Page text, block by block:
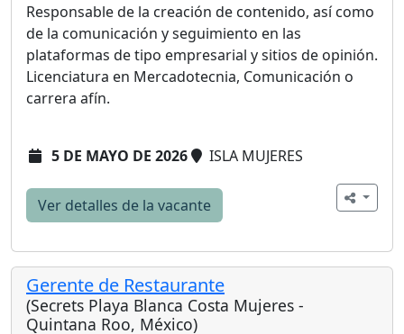
Responsable de la creación de contenido, así como
de la comunicación y seguimiento en las
plataformas de tipo empresarial y sitios de opinión.
Licenciatura en Mercadotecnia, Comunicación o
carrera afín.
5 DE MAYO DE 2026 ISLA MUJERES
Ver detalles de la vacante
Gerente de Restaurante
(Secrets Playa Blanca Costa Mujeres -
Quintana Roo, México)